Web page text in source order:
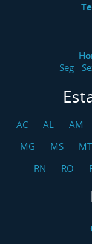
Seg -
AC AL AM
MG
MS MT
RN
RO